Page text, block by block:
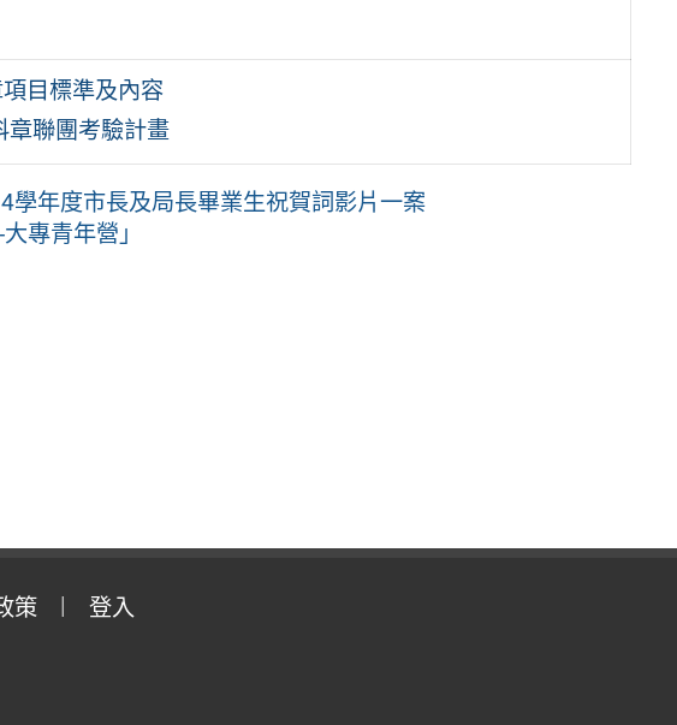
目標準及內容
章聯團考驗計畫
學年度市長及局長畢業生祝賀詞影片一案
專青年營」
策 登入